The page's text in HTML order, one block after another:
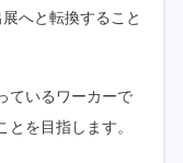
へと転換すること
ているワーカーで
を目指します。